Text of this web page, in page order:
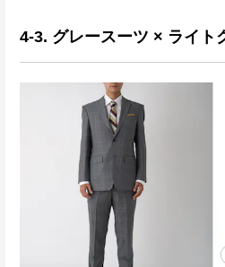
4-3. グレースーツ × ライト